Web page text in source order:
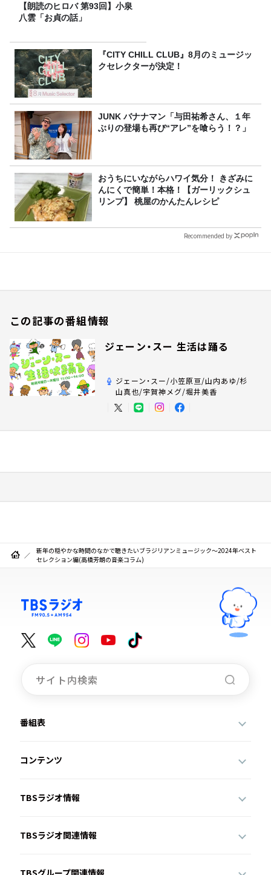
【朗読のヒロバ 第93回】小泉
八雲「お貞の話」
『CITY CHILL CLUB』8月のミュージッ
クセレクターが決定！
JUNK バナナマン「与田祐希さん、１年
ぶりの登場も再び“アレ”を喰らう！？」
おうちにいながらハワイ気分！ きざみに
んにくで簡単！本格！【ガーリックシュ
リンプ】 桃屋のかんたんレシピ
Recommended by
この記事の番組情報
ジェーン・スー 生活は踊る
ジェーン・スー/小笠原亘/山内あゆ/杉
山真也/宇賀神メグ/堀井美香
新年の穏やかな時間のなかで聴きたいブラジリアンミュージック～2024年ベスト
セレクション編(高橋芳朗の音楽コラム)
番組表
コンテンツ
TBSラジオ情報
TBSラジオ関連情報